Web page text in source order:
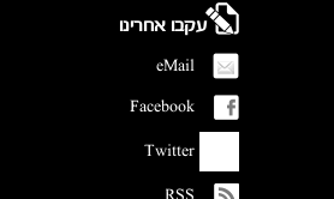
עקבו אחרינו
eMail
Facebook
Twitter